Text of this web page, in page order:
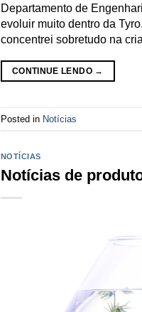
Departamento de
evoluir muito dentro da
concentrei sobretudo na
CONTINUE LENDO →
Posted in Notícias
NOTÍCIAS
Notícias de